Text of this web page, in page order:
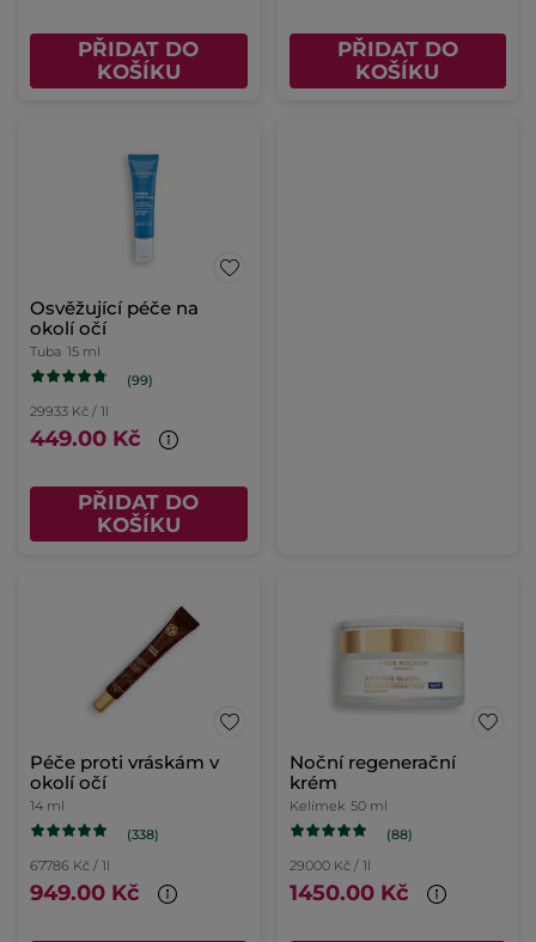
PŘIDAT DO
KOŠÍKU
PŘIDAT DO
KOŠÍKU
Osvěžující péče na
okolí očí
Tuba 15 ml
(99)
29933 Kč / 1l
449.00 Kč
PŘIDAT DO
KOŠÍKU
Péče proti vráskám v
okolí očí
14 ml
(338)
67786 Kč / 1l
949.00 Kč
Noční regenerační
krém
Kelímek 50 ml
(88)
29000 Kč / 1l
1450.00 Kč